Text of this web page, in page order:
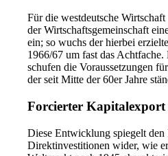
Für die westdeutsche
der Wirtschaftsgemeinschaft
ein; so wuchs der hierbei
1966/67 um fast das
schufen die Voraussetzungen
der seit Mitte der 60er Jahre
Forcierter Kapitalexport
Diese Entwicklung spiegelt den
Direktinvestitionen wider, wie